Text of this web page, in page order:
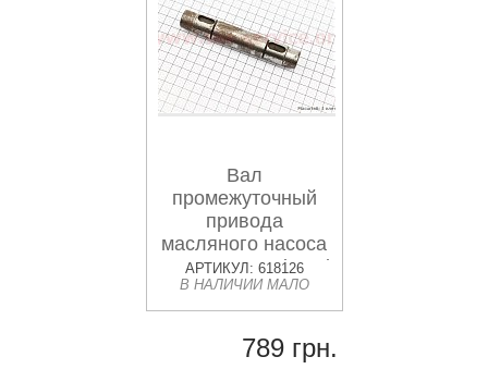
Вал
промежуточный
привода
масляного насоса
под шпонку Xingtai
120
АРТИКУЛ: 618126
В НАЛИЧИИ МАЛО
789 грн.